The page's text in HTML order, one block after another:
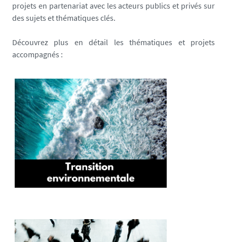
projets en partenariat avec les acteurs publics et privés sur
des sujets et thématiques clés.
Découvrez plus en détail les thématiques et projets
accompagnés :